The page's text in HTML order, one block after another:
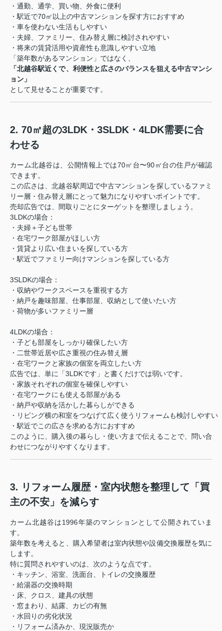
・通勤、通学、買い物、外食に便利
・駅近で70㎡以上の中古マンションを探す方におすすめ
・車を使わない生活もしやすい
・夫婦、ファミリー、住み替え層に検討されやすい
・将来の賃貸活用や資産性も意識しやすい立地
「築年数があるマンション」ではなく、
「北越谷駅近くで、利便性と広さのバランスを狙える中古マンシ
ョン」
として見せることが重要です。
2. 70㎡超の3LDK・3SLDK・4LDK需要に合
わせる
カーム北越谷は、公開情報上では70㎡台〜90㎡台の住戸が確認
できます。
この広さは、北越谷駅周辺で中古マンションを探しているファミ
リー層・住み替え層にとって魅力になりやすいポイントです。
売却広告では、間取りごとにターゲットを整理しましょう。
3LDKの場合：
・夫婦＋子ども世帯
・在宅ワーク部屋がほしい方
・賃貸より広い住まいを探している方
・駅近でファミリー向けマンションを探している方
3SLDKの場合：
・収納やワークスペースを重視する方
・納戸を趣味部屋、仕事部屋、収納として使いたい方
・荷物が多いファミリー層
4LDKの場合：
・子ども部屋をしっかり確保したい方
・二世帯近居や広さ重視の住み替え層
・在宅ワークと家族の個室を両立したい方
広告では、単に「3LDKです」と書くだけでは弱いです。
・家族それぞれの個室を確保しやすい
・在宅ワークにも使える部屋がある
・納戸や収納を活かした暮らしができる
・リビング横の和室をつなげて広く使うリフォームも検討しやすい
・駅近でこの広さを求める方におすすめ
このように、購入後の暮らし・使い方まで伝えることで、問い合
わせにつながりやすくなります。
3. リフォーム履歴・室内状態を整理して「買
主の不安」を減らす
カーム北越谷は1996年築のマンションとして公開されていま
す。
築年数を考えると、購入希望者は室内状態や設備交換履歴を気に
します。
特に質問されやすいのは、次のような点です。
・キッチン、浴室、洗面台、トイレの交換履歴
・給湯器の交換時期
・床、クロス、建具の状態
・窓まわり、結露、カビの有無
・水回りの劣化状況
・リフォーム済みか、現況販売か